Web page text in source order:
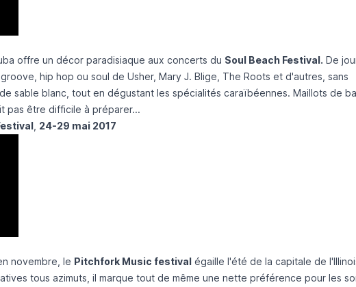
offre un décor paradisiaque aux concerts du Soul Beach Festival. De
hip hop ou soul de Usher, Mary J. Blige, The Roots et d'autres, sans
sable blanc, tout en dégustant les spécialités caraïbéennes. Maillots de
pas être difficile à préparer...
24-29 mai 2017
novembre, le Pitchfork Music festival égaille l'été de la capitale de
tous azimuts, il marque tout de même une nette préférence pour les